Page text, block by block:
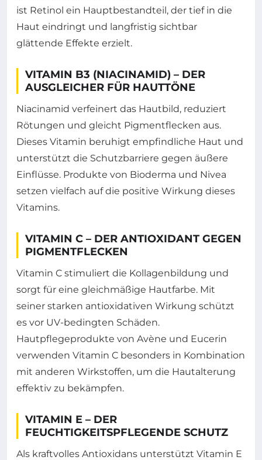
ist Retinol ein Hauptbestandteil, der tief in die
Haut eindringt und langfristig sichtbar
glättende Effekte erzielt.
VITAMIN B3 (NIACINAMID) – DER
AUSGLEICHER FÜR HAUTTÖNE
Niacinamid verfeinert das Hautbild, reduziert
Rötungen und gleicht Pigmentflecken aus.
Dieses Vitamin beruhigt empfindliche Haut und
unterstützt die Schutzbarriere gegen äußere
Einflüsse. Produkte von Bioderma und Nivea
setzen vielfach auf die positive Wirkung dieses
Vitamins.
VITAMIN C – DER ANTIOXIDANT GEGEN
PIGMENTFLECKEN
Vitamin C stimuliert die Kollagenbildung und
sorgt für eine gleichmäßige Hautfarbe. Mit
seiner starken antioxidativen Wirkung schützt
es vor UV-bedingten Schäden.
Hautpflegeprodukte von Avène und Eucerin
verwenden Vitamin C besonders in Kombination
mit anderen Wirkstoffen, um die Hautalterung
effektiv zu bekämpfen.
VITAMIN E – DER
FEUCHTIGKEITSPFLEGENDE SCHUTZ
Als kraftvolles Antioxidans unterstützt Vitamin E